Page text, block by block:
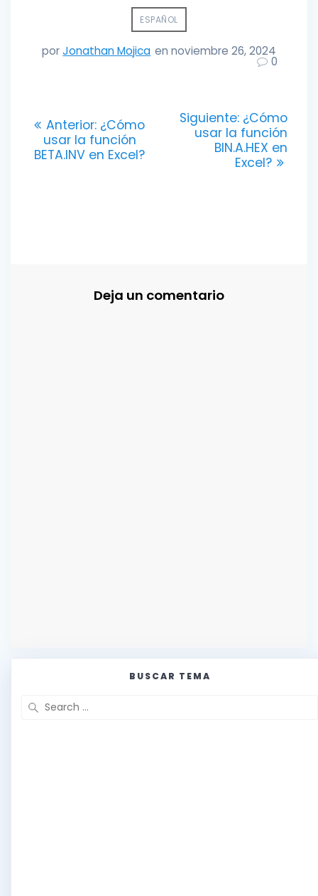
ESPAÑOL
porJonathan Mojica en noviembre 26, 2024
0
Anterior: Entrada
anterior:
¿Cómo
usar la función
BETA.INV en Excel?
Siguiente: Entrada
siguiente:
¿Cómo
usar la función
BIN.A.HEX en
Excel?
Deja un comentario
BUSCAR TEMA